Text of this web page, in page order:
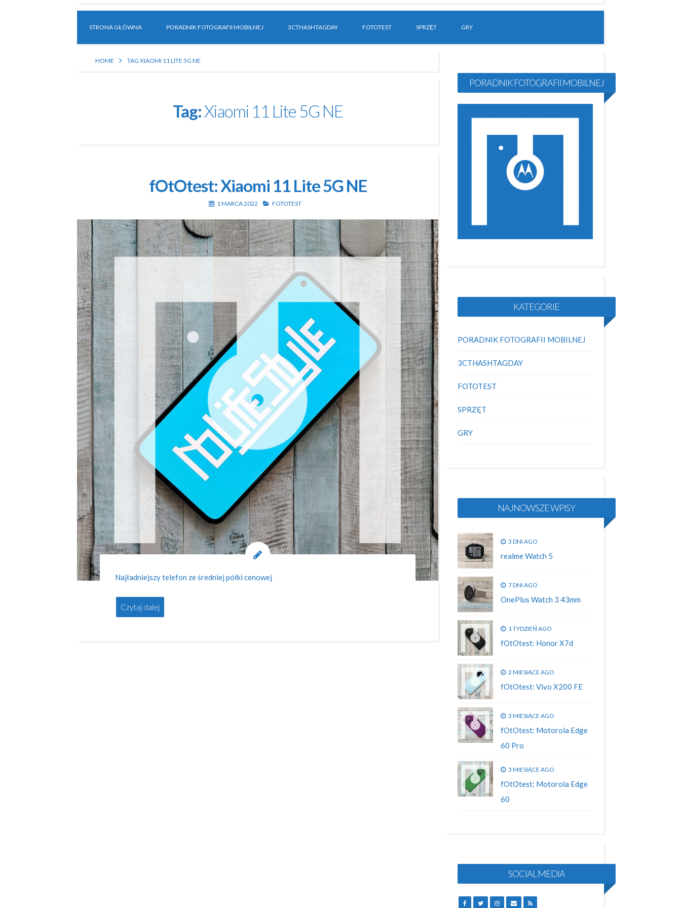
STRONA GŁÓWNA PORADNIK FOTOGRAFII MOBILNEJ 3CTHASHTAGDAY FOTOTEST SPRZĘT GRY
HOME TAG XIAOMI 11 LITE 5G NE
Tag:Xiaomi 11 Lite 5G NE
fOtOtest: Xiaomi 11 Lite 5G NE
1 MARCA 2022 FOTOTEST
Najładniejszy telefon ze średniej półki cenowej
Czytaj dalej
PORADNIK FOTOGRAFII MOBILNEJ
KATEGORIE
PORADNIK FOTOGRAFII MOBILNEJ
3CTHASHTAGDAY
FOTOTEST
SPRZĘT
GRY
NAJNOWSZE WPISY
3 DNI AGO
realme Watch 5
7 DNI AGO
OnePlus Watch 3 43mm
1 TYDZIEŃ AGO
fOtOtest: Honor X7d
2 MIESIĄCE AGO
fOtOtest: Vivo X200 FE
3 MIESIĄCE AGO
fOtOtest: Motorola Edge
60 Pro
3 MIESIĄCE AGO
fOtOtest: Motorola Edge
60
SOCIAL MEDIA
FACEBOOK
TWITTERINSTAGRAM
EMAILRSS